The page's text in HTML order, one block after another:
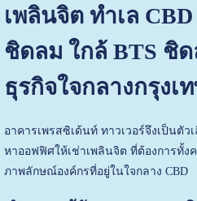
เพลินจิต ทำเล
ชิดลม ใกล้ BTS ชิ
ธุรกิจใจกลางกรุงเ
อาคารเพรสซิเด้นท์ ทาวเวอร์จึงเป็นตั
หาออฟฟิศให้เช่าเพลินจิต ที่ต้องการทั้ง
ภาพลักษณ์องค์กรที่อยู่ในใจกลาง CBD